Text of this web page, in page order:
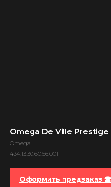
Omega De Ville Prestige
Omega
434.13.30.60.56.001
Оформить предзаказ 🕿